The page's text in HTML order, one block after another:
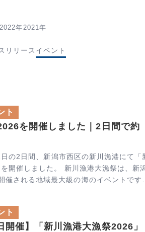
2022年 2021年
リリース イベント
ト
を開催しました｜2日間で約
の2日間、新潟市西区の新川漁港にて「
。 新川漁港大漁祭は、新潟
催される地域最大級の海のイベントです
となり、2日間で約5,000名の皆さまに
ト
開催】「新川漁港大漁祭2026」